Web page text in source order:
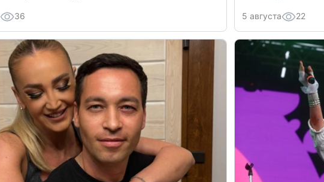
36 5 августа 22